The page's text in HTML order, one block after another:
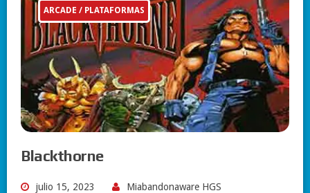
ARCADE / PLATAFORMAS
Blackthorne
julio 15, 2023 Miabandonaware HGS